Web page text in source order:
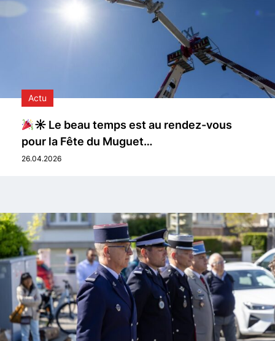
Actu
☀ Le beau temps est au rendez-vous
pour la Fête du Muguet…
26.04.2026